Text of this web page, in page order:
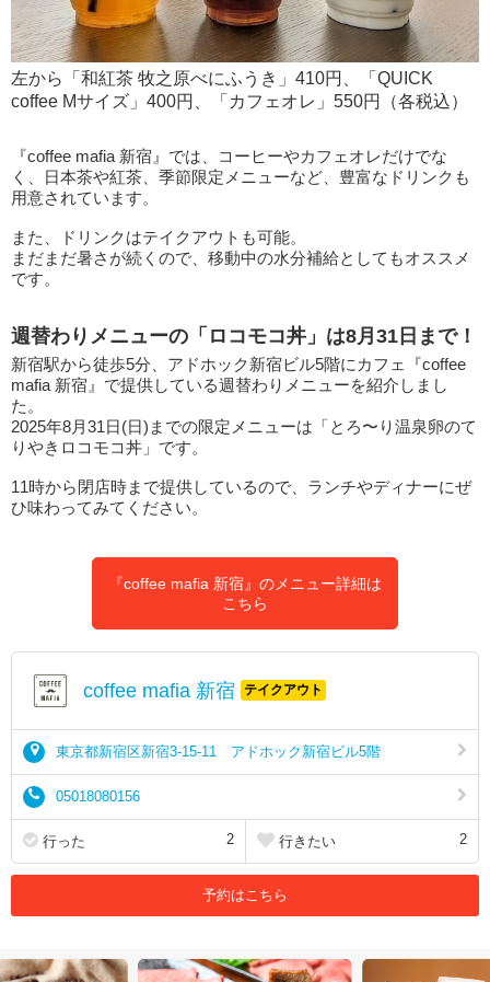
左から「和紅茶 牧之原べにふうき」410円、「QUICK
coffee Mサイズ」400円、「カフェオレ」550円（各税込）
『coffee mafia 新宿』では、コーヒーやカフェオレだけでな
く、日本茶や紅茶、季節限定メニューなど、豊富なドリンクも
用意されています。
また、ドリンクはテイクアウトも可能。
まだまだ暑さが続くので、移動中の水分補給としてもオススメ
です。
週替わりメニューの「ロコモコ丼」は8月31日まで！
新宿駅から徒歩5分、アドホック新宿ビル5階にカフェ『coffee
mafia 新宿』で提供している週替わりメニューを紹介しまし
た。
2025年8月31日(日)までの限定メニューは「とろ〜り温泉卵のて
りやきロコモコ丼」です。
11時から閉店時まで提供しているので、ランチやディナーにぜ
ひ味わってみてください。
『coffee mafia 新宿』のメニュー詳細は
こちら
coffee mafia 新宿 テイクアウト
東京都新宿区新宿3-15-11 アドホック新宿ビル5階
05018080156
行った 2 行きたい 2
予約はこちら